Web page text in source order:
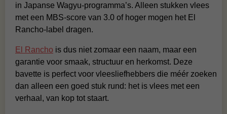
in Japanse Wagyu-programma’s. Alleen stukken vlees
met een MBS-score van 3.0 of hoger mogen het El
Rancho-label dragen.
El Rancho is dus niet zomaar een naam, maar een
garantie voor smaak, structuur en herkomst. Deze
bavette is perfect voor vleesliefhebbers die méér zoeken
dan alleen een goed stuk rund: het is vlees met een
verhaal, van kop tot staart.